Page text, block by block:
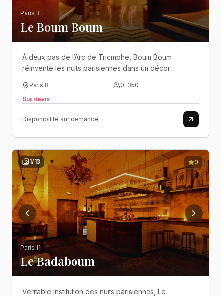
Paris 8
Le Boum Boum
À deux pas de l’Arc de Triomphe, Boum Boum
réinvente les nuits parisiennes dans un décor
festive se mêlent pour créer des événements hors du
commun..
Paris 8 0–350
Sur devis
Disponibilité sur demande
1/13 0
Paris 11
Le Badaboum
Véritable institution des nuits parisiennes, Le